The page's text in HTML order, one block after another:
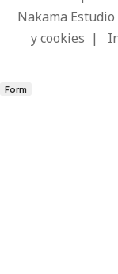
Nakama Estudio
y cookies |
Form